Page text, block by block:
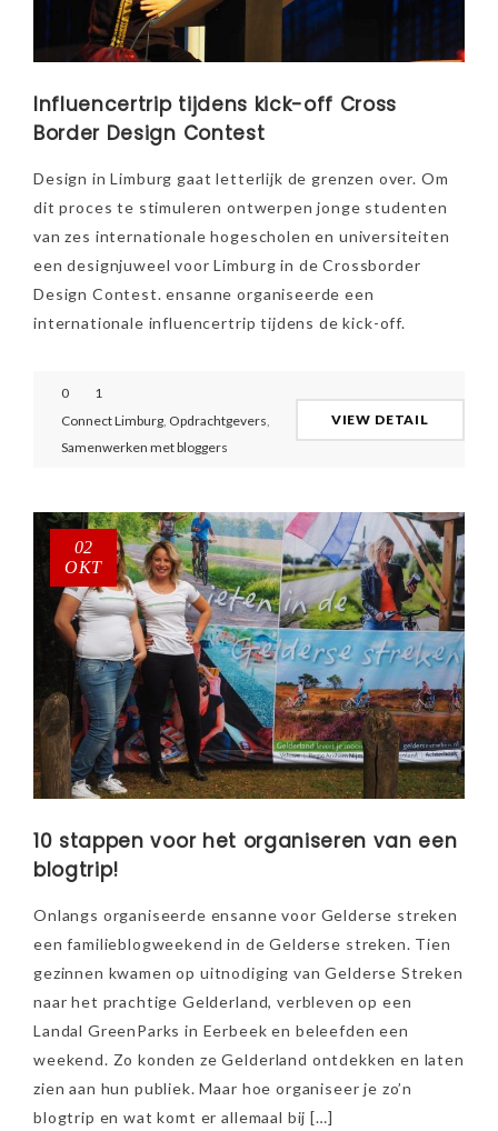
Influencertrip tijdens kick-off Cross
Border Design Contest
Design in Limburg gaat letterlijk de grenzen over. Om
dit proces te stimuleren ontwerpen jonge studenten
van zes internationale hogescholen en universiteiten
een designjuweel voor Limburg in de Crossborder
Design Contest. ensanne organiseerde een
internationale influencertrip tijdens de kick-off.
0
1
Connect Limburg, Opdrachtgevers,
Samenwerken met bloggers
VIEW DETAIL
02
OKT
10 stappen voor het organiseren van een
blogtrip!
Onlangs organiseerde ensanne voor Gelderse streken
een familieblogweekend in de Gelderse streken. Tien
gezinnen kwamen op uitnodiging van Gelderse Streken
naar het prachtige Gelderland, verbleven op een
Landal GreenParks in Eerbeek en beleefden een
weekend. Zo konden ze Gelderland ontdekken en laten
zien aan hun publiek. Maar hoe organiseer je zo’n
blogtrip en wat komt er allemaal bij […]